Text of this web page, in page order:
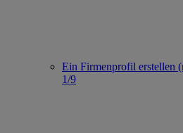
Ein Firmenprofil erstellen
1/9